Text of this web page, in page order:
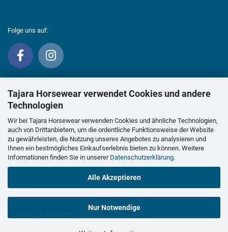
Tajara Horsewear verwendet Cookies und andere
Technologien
Wir bei Tajara Horsewear verwenden Cookies und ähnliche Technologien,
auch von Drittanbietern, um die ordentliche Funktionsweise der Website
zu gewährleisten, die Nutzung unseres Angebotes zu analysieren und
Ihnen ein bestmögliches Einkaufserlebnis bieten zu können. Weitere
Informationen finden Sie in unserer Datenschutzerklärung.
Alle Akzeptieren
Nur Notwendige
Folge uns auf: